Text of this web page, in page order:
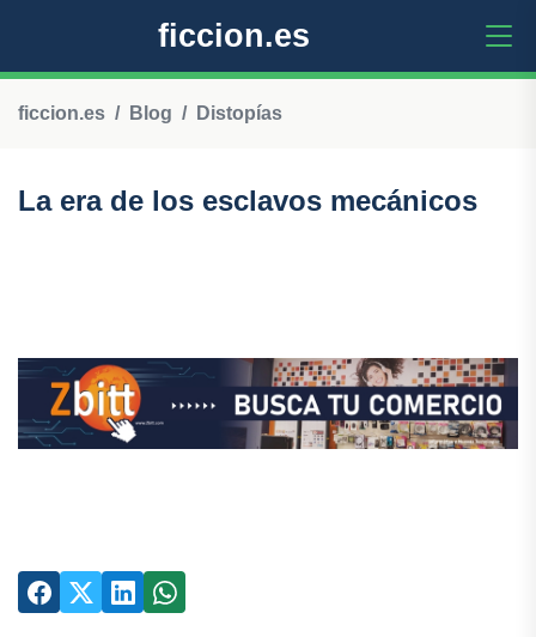
ficcion.es
ficcion.es Blog Distopías
La era de los esclavos mecánicos